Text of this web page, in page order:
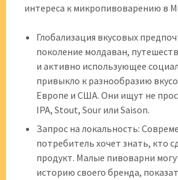
интереса к микропивоварению в
Глобализация вкусовых
поколение молдаван,
и активно использующее
привыкло к разнообразию
Европе и США. Они ищут не
IPA, Stout, Sour или Saison.
Запрос на локальность:
потребитель хочет знать, кто
продукт. Малые пивоварни
историю своего бренда,